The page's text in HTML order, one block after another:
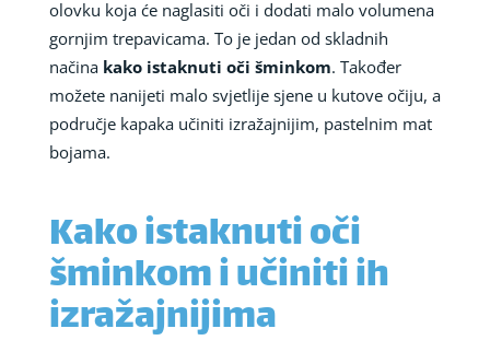
olovku koja će naglasiti oči i dodati malo volumena
gornjim trepavicama. To je jedan od skladnih
načina kako istaknuti oči šminkom. Također
možete nanijeti malo svjetlije sjene u kutove očiju, a
područje kapaka učiniti izražajnijim, pastelnim mat
bojama.
Kako istaknuti oči
šminkom i učiniti ih
izražajnijima